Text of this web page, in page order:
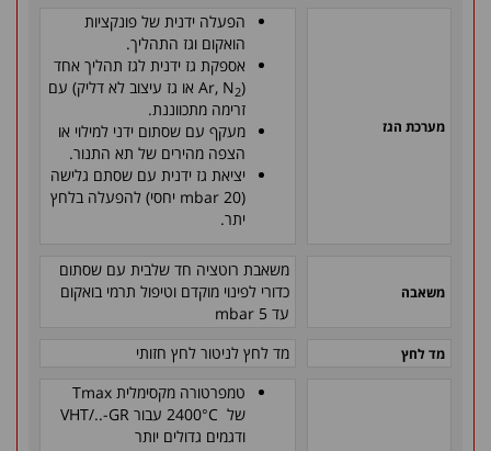
מערכת הגז
הפעלה ידנית של פונקציות
הואקום וגז התהליך.
אספקת גז ידנית לגז תהליך אחד
(Ar, N
2
או גז עיצוב לא דליק) עם
זרימה מתכווננת.
מעקף עם שסתום ידני למילוי או
הצפה מהירים של תא התנור.
יציאת גז ידנית עם שסתם גלישה
(mbar 20 יחסי) להפעלה בלחץ
יתר.
משאבה
משאבת רוטציה חד שלבית עם שסתום
כדורי לפינוי מוקדם וטיפול תרמי בואקום
עד mbar 5
מד לחץ מד לחץ לניטור לחץ חזותי
טמפרטורה מקסימלית Tmax
של 2400°C עבור VHT/..-GR
ודגמים גדולים יותר